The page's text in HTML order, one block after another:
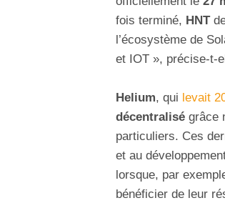
fois terminé, HNT
l’écosystème de
et IOT », précise-t-
Helium, qui levait
décentralisé grâce
particuliers. Ces
et au
lorsque, par
bénéficier de leur